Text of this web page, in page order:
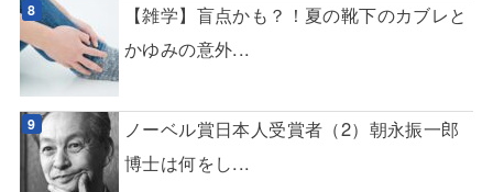
【雑学】盲点かも？！夏の靴下のカブレと
かゆみの意外...
ノーベル賞日本人受賞者（2）朝永振一郎
博士は何をし...